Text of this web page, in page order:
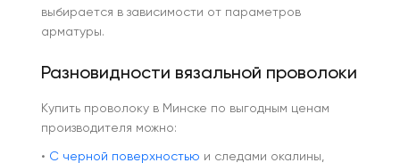
выбирается в зависимости от параметров
арматуры.
Разновидности вязальной проволоки
Купить проволоку в Минске по выгодным ценам
производителя можно:
• С черной поверхностью и следами окалины,